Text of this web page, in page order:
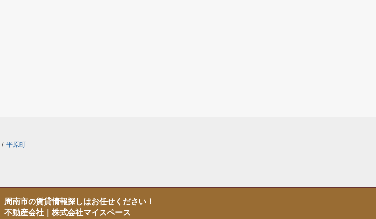
/ 平原町
周南市の賃貸情報探しはお任せください！
不動産会社｜株式会社マイスペース